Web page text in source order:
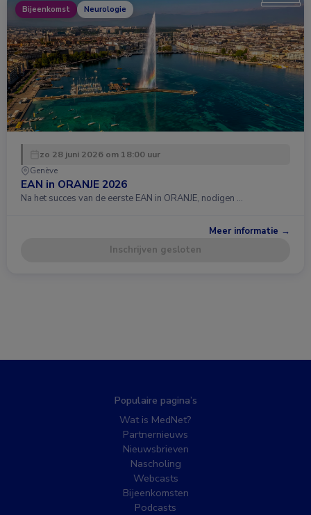
Bijeenkomst Neurologie
zo 28 juni 2026 om 18:00 uur
Genève
EAN in ORANJE 2026
Na het succes van de eerste EAN in ORANJE, nodigen …
Meer informatie →
Inschrijven gesloten
Populaire pagina’s
Wat is MedNet?
Partnernieuws
Nieuwsbrieven
Nascholing
Webcasts
Bijeenkomsten
Podcasts